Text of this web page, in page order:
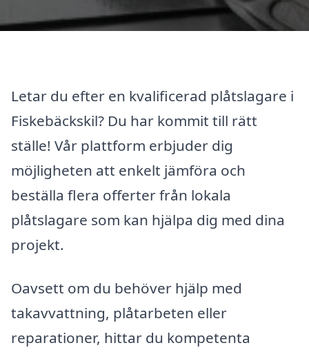
Letar du efter en kvalificerad plåtslagare i
Fiskebäckskil? Du har kommit till rätt
ställe! Vår plattform erbjuder dig
möjligheten att enkelt jämföra och
beställa flera offerter från lokala
plåtslagare som kan hjälpa dig med dina
projekt.
Oavsett om du behöver hjälp med
takavvattning, plåtarbeten eller
reparationer, hittar du kompetenta